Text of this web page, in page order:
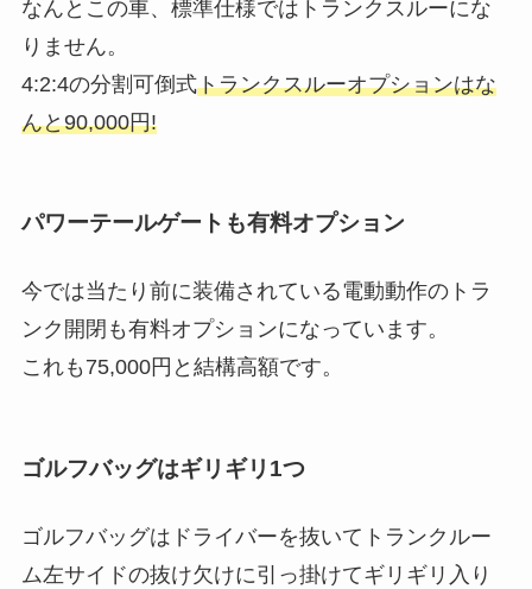
なんとこの車、標準仕様ではトランクスルーにな
りません。
4:2:4の分割可倒式トランクスルーオプションはな
んと90,000円!
パワーテールゲートも有料オプション
今では当たり前に装備されている電動動作のトラ
ンク開閉も有料オプションになっています。
これも75,000円と結構高額です。
ゴルフバッグはギリギリ1つ
ゴルフバッグはドライバーを抜いてトランクルー
ム左サイドの抜け欠けに引っ掛けてギリギリ入り